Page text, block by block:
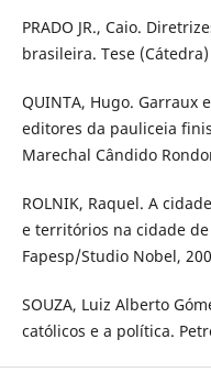
PRADO JR., Caio.
brasileira. Tese (Cátedra)
QUINTA, Hugo. Garraux
editores da pauliceia
Marechal Cândido
ROLNIK, Raquel. A
e territórios na cidade de
Fapesp/Studio Nobel,
SOUZA, Luiz Alberto
católicos e a política.